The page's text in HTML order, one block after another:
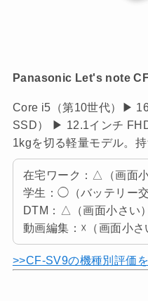
Panasonic Let's note
Core i5（第10世代）▶
SSD） ▶ 12.1インチ
1kgを切る軽量モデル。
在宅ワーク：△（画面
学生：◯（バッテリー交
DTM：△（画面小さい）
動画編集：☓（画面小さ
>>CF-SV9の機種別評価